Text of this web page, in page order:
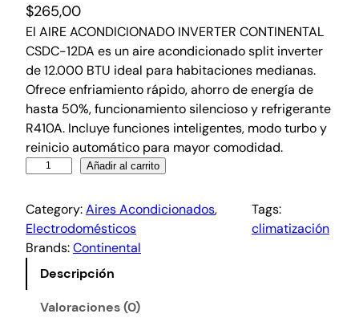
$265,00
El AIRE ACONDICIONADO INVERTER CONTINENTAL
CSDC-12DA es un aire acondicionado split inverter
de 12.000 BTU ideal para habitaciones medianas.
Ofrece enfriamiento rápido, ahorro de energía de
hasta 50%, funcionamiento silencioso y refrigerante
R410A. Incluye funciones inteligentes, modo turbo y
reinicio automático para mayor comodidad.
Añadir al carrito
Category:Aires Acondicionados
Electrodomésticos
Tags:
climatización
Brands:Continental
Descripción
Valoraciones (0)